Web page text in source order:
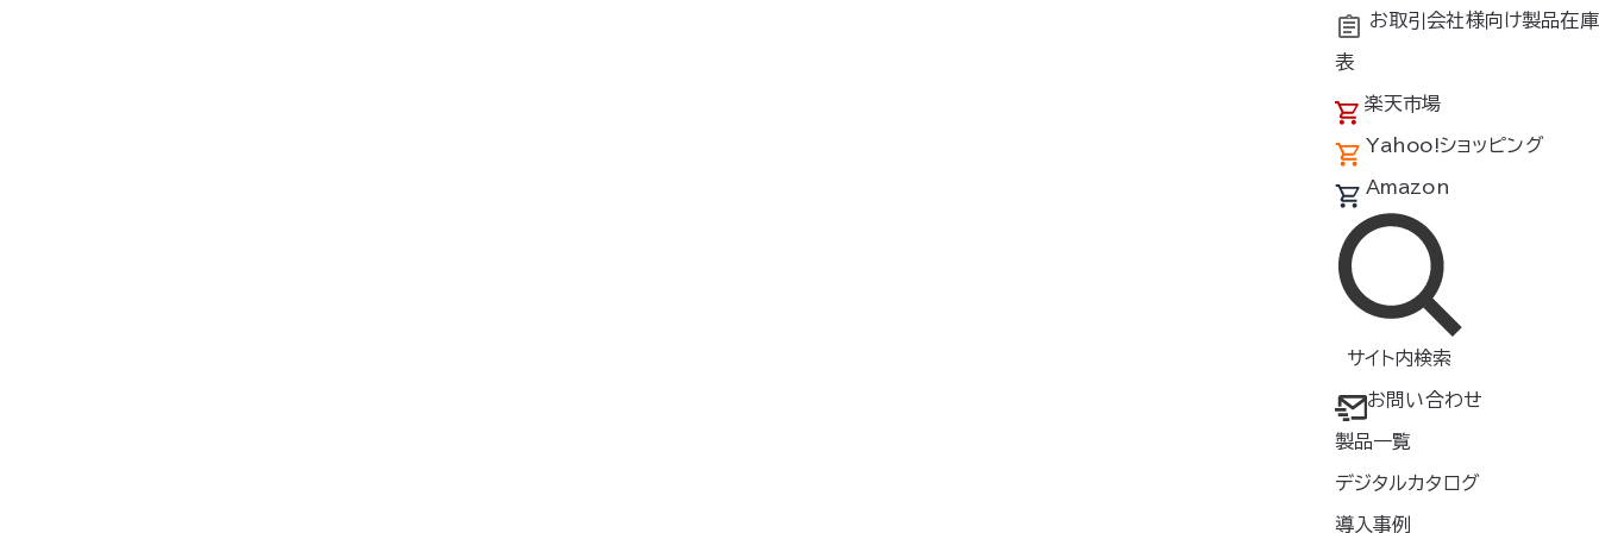
お取引会社様向け製品在庫
表
楽天市場
Yahoo!ショッピング
Amazon
サイト内検索
お問い合わせ
製品一覧
デジタルカタログ
導入事例